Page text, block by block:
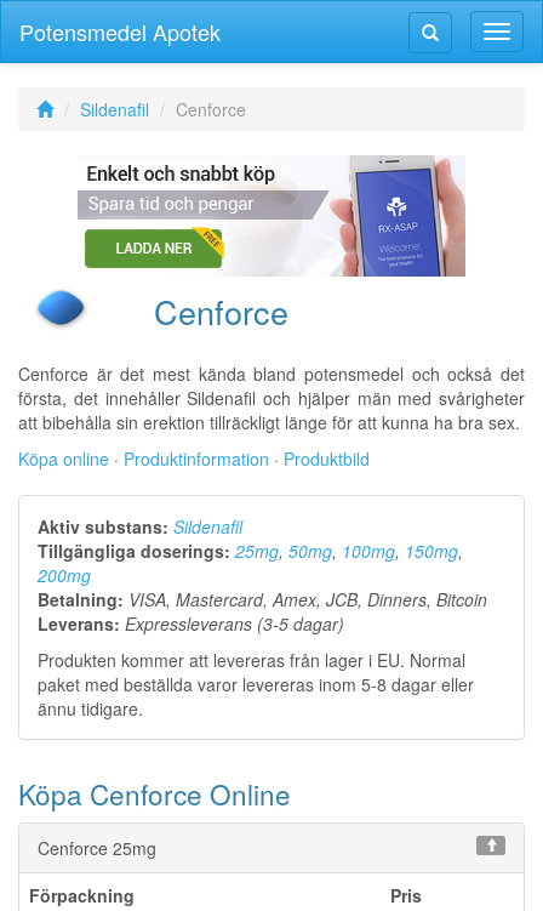
Växla
Växla
navigering
Potensmedel Apotek
Sildenafil Cenforce
Cenforce
Cenforce är det mest kända bland potensmedel och också det
första, det innehåller Sildenafil och hjälper män med svårigheter
att bibehålla sin erektion tillräckligt länge för att kunna ha bra sex.
Köpa online · Produktinformation · Produktbild
Aktiv substans: Sildenafil
Tillgängliga doserings: 25mg, 50mg, 100mg, 150mg,
200mg
Betalning: VISA, Mastercard, Amex, JCB, Dinners, Bitcoin
Leverans: Expressleverans (3-5 dagar)
Produkten kommer att levereras från lager i EU. Normal
paket med beställda varor levereras inom 5-8 dagar eller
ännu tidigare.
Köpa Cenforce Online
Cenforce 25mg
Förpackning
Pris